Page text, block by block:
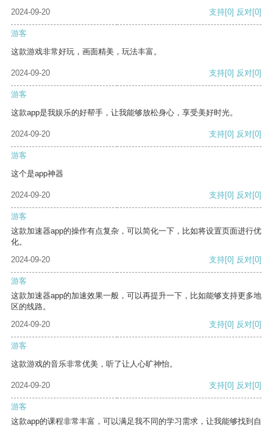
2024-09-20
支持[0] 反对[0]
游客
这款游戏非常好玩，画面精美，玩法丰富。
2024-09-20 支持[0] 反对[0]
游客
这款app是我娱乐的好帮手，让我能够放松身心，享受美好时光。
2024-09-20 支持[0] 反对[0]
游客
这个是app神器
2024-09-20 支持[0] 反对[0]
游客
这款加速器app的操作有点复杂，可以简化一下，比如将设置页面进行优
化。
2024-09-20
支持[0] 反对[0]
游客
这款加速器app的加速效果一般，可以再提升一下，比如能够支持更多地
区的线路。
2024-09-20
支持[0] 反对[0]
游客
这款游戏的音乐非常优美，听了让人心旷神怡。
2024-09-20 支持[0] 反对[0]
游客
这款app的课程非常丰富，可以满足我不同的学习需求，让我能够找到自